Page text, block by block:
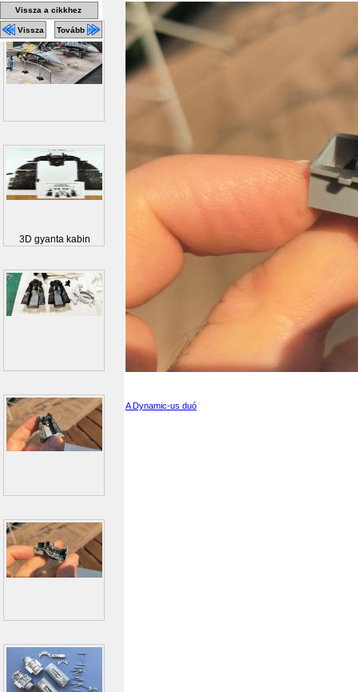
A Dynamic-us duó
Vissza a cikkhez
Vissza Tovább
3D gyanta kabin